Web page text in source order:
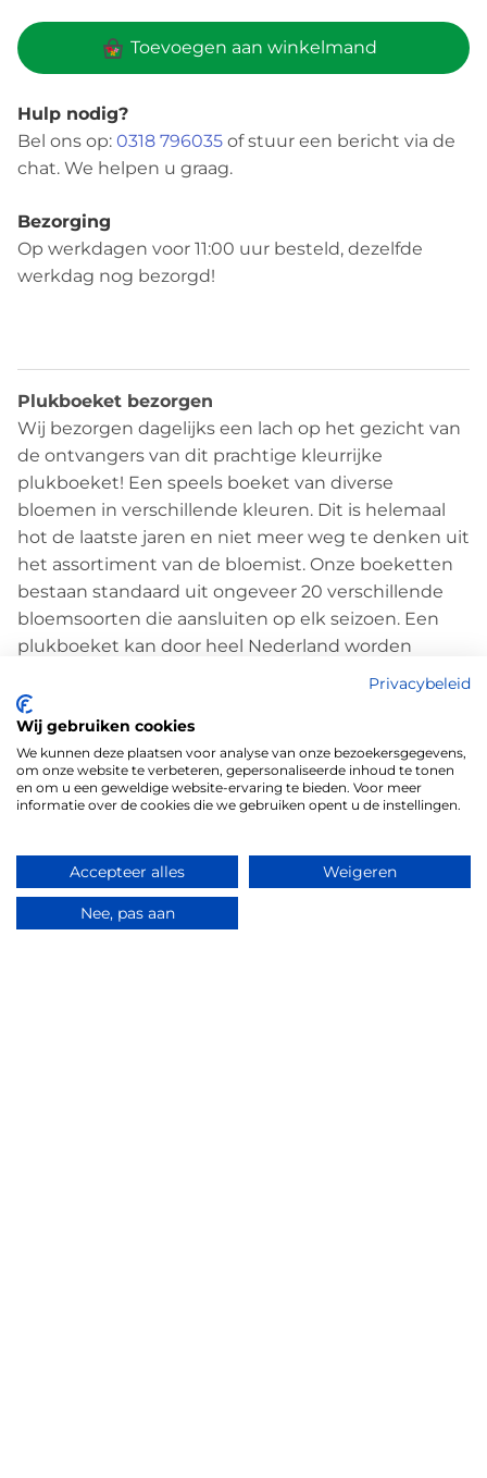
Toevoegen aan winkelmand
Hulp nodig?
Bel ons op: 0318 796035 of stuur een bericht via de
chat. We helpen u graag.
Bezorging
Op werkdagen voor 11:00 uur besteld, dezelfde
werkdag nog bezorgd!
Plukboeket bezorgen
Wij bezorgen dagelijks een lach op het gezicht van
de ontvangers van dit prachtige kleurrijke
plukboeket! Een speels boeket van diverse
bloemen in verschillende kleuren. Dit is helemaal
hot de laatste jaren en niet meer weg te denken uit
het assortiment van de bloemist. Onze boeketten
bestaan standaard uit ongeveer 20 verschillende
bloemsoorten die aansluiten op elk seizoen. Een
plukboeket kan door heel Nederland worden
Is dit boeket niet uw smaak? Neem dan een kijkje
tussen de rest van onze plukboeketten
Wij van Uwbloemenman.nl kopen dagelijks verse
bloemen in bij Plantion en FloraHolland.
Hoe verzorg ik mijn plukboeket?
Zorg dat de vaas schoon is.
Snijd met een mes het boeket schuin af.
Vul de vaas met ongeveer 10cm water.
Privacybeleid
Wij gebruiken cookies
We kunnen deze plaatsen voor analyse van onze bezoekersgegevens,
om onze website te verbeteren, gepersonaliseerde inhoud te tonen
en om u een geweldige website-ervaring te bieden. Voor meer
informatie over de cookies die we gebruiken opent u de instellingen.
Accepteer alles Weigeren
Nee, pas aan